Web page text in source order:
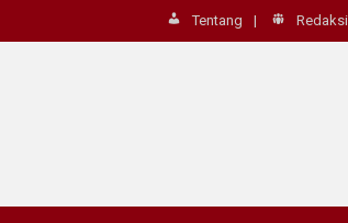
Tentang Redaksi